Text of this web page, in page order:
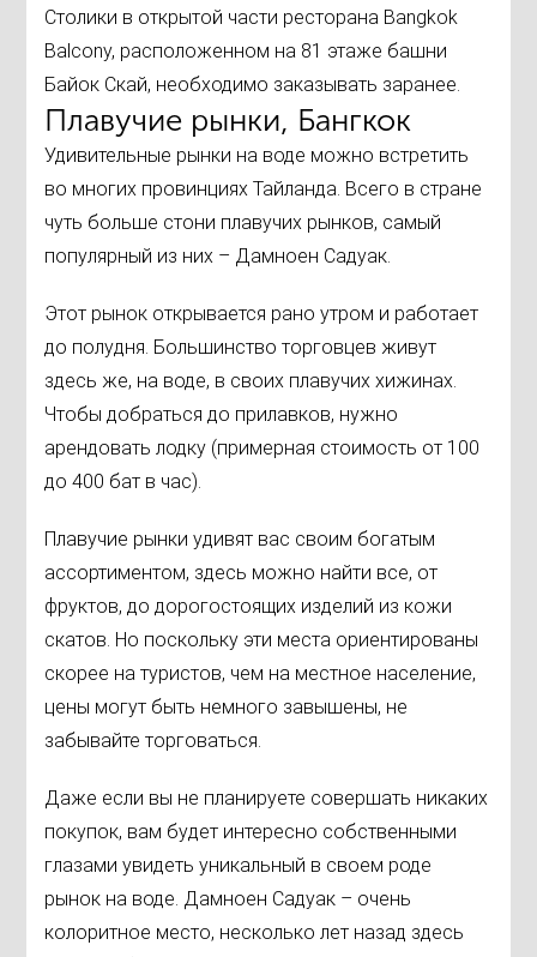
Столики в открытой части ресторана Bangkok
Balcony, расположенном на 81 этаже башни
Байок Скай, необходимо заказывать заранее.
Плавучие рынки, Бангкок
Удивительные рынки на воде можно встретить
во многих провинциях Тайланда. Всего в стране
чуть больше стони плавучих рынков, самый
популярный из них – Дамноен Садуак.
Этот рынок открывается рано утром и работает
до полудня. Большинство торговцев живут
здесь же, на воде, в своих плавучих хижинах.
Чтобы добраться до прилавков, нужно
арендовать лодку (примерная стоимость от 100
до 400 бат в час).
Плавучие рынки удивят вас своим богатым
ассортиментом, здесь можно найти все, от
фруктов, до дорогостоящих изделий из кожи
скатов. Но поскольку эти места ориентированы
скорее на туристов, чем на местное население,
цены могут быть немного завышены, не
забывайте торговаться.
Даже если вы не планируете совершать никаких
покупок, вам будет интересно собственными
глазами увидеть уникальный в своем роде
рынок на воде. Дамноен Садуак – очень
колоритное место, несколько лет назад здесь